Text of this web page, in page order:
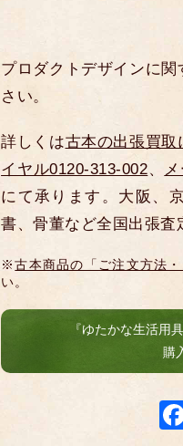
プロダクトデザインに
さい。
詳しくは古本の出張買取
イヤル0120-313-002、
にて承ります。大阪、
書、骨董など全国出張査
※古本商品の「ご注文方法
い。
『ゆたかな生活用
購